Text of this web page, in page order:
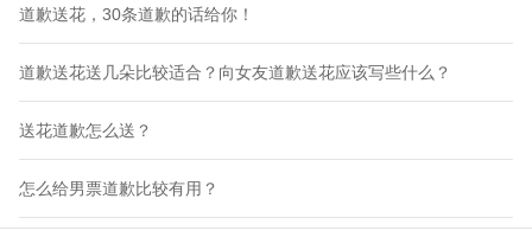
道歉送花，30条道歉的话给你！
道歉送花送几朵比较适合？向女友道歉送花应该写些什么？
送花道歉怎么送？
怎么给男票道歉比较有用？